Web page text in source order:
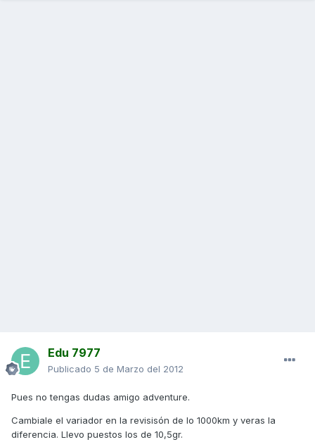
Edu 7977
Publicado 5 de Marzo del 2012
Pues no tengas dudas amigo adventure.
Cambiale el variador en la revisisón de lo 1000km y veras la
diferencia. Llevo puestos los de 10,5gr.